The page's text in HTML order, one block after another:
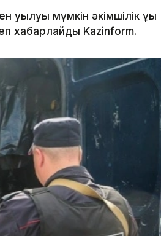
мүмкін әкімшілік құқық
хабарлайды Kazinform.